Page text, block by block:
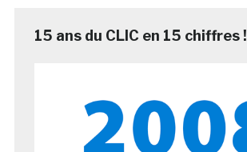
15 ans du CLIC en 15 chiffres !